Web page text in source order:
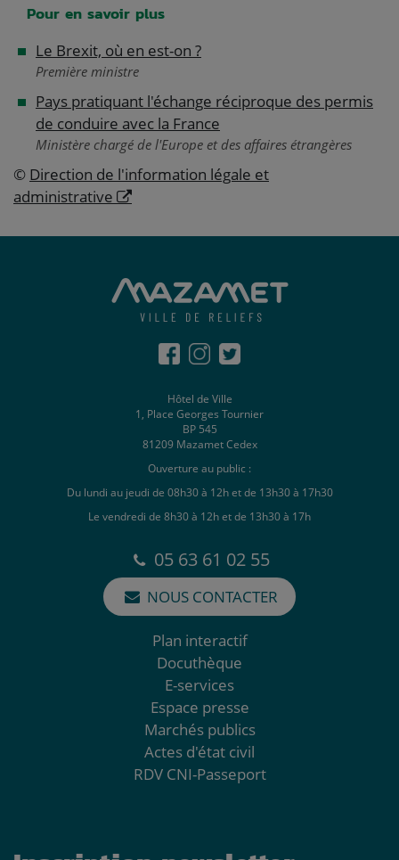
Pour en savoir plus
Le Brexit, où en est-on ?
Première ministre
Pays pratiquant l'échange réciproque des permis
de conduire avec la France
Ministère chargé de l'Europe et des affaires étrangères
© Direction de l'information légale et
administrative
Hôtel de Ville
1, Place Georges Tournier
BP 545
81209 Mazamet Cedex
Ouverture au public :
Du lundi au jeudi de 08h30 à 12h et de 13h30 à 17h30
Le vendredi de 8h30 à 12h et de 13h30 à 17h
05 63 61 02 55
NOUS CONTACTER
Plan interactif
Docuthèque
E-services
Espace presse
Marchés publics
Actes d'état civil
RDV CNI-Passeport